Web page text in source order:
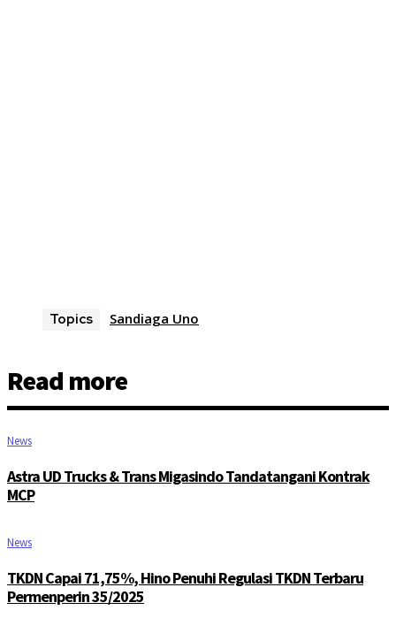
Topics Sandiaga Uno
Read more
News
Astra UD Trucks & Trans Migasindo Tandatangani Kontrak
MCP
News
TKDN Capai 71,75%, Hino Penuhi Regulasi TKDN Terbaru
Permenperin 35/2025